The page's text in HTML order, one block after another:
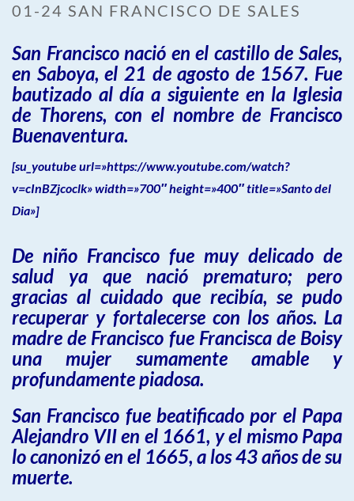
01-24 SAN FRANCISCO DE SALES
San Francisco nació en el castillo de Sales,
en Saboya, el 21 de agosto de 1567. Fue
bautizado al día a siguiente en la Iglesia
de Thorens, con el nombre de Francisco
Buenaventura.
[su_youtube url=»https://www.youtube.com/watch?
v=cInBZjcoclk» width=»700″ height=»400″ title=»Santo del
Dia»]
De niño Francisco fue muy delicado de
salud ya que nació prematuro; pero
gracias al cuidado que recibía, se pudo
recuperar y fortalecerse con los años. La
madre de Francisco fue Francisca de Boisy
una mujer sumamente amable y
profundamente piadosa.
San Francisco fue beatificado por el Papa
Alejandro VII en el 1661, y el mismo Papa
lo canonizó en el 1665, a los 43 años de su
muerte.